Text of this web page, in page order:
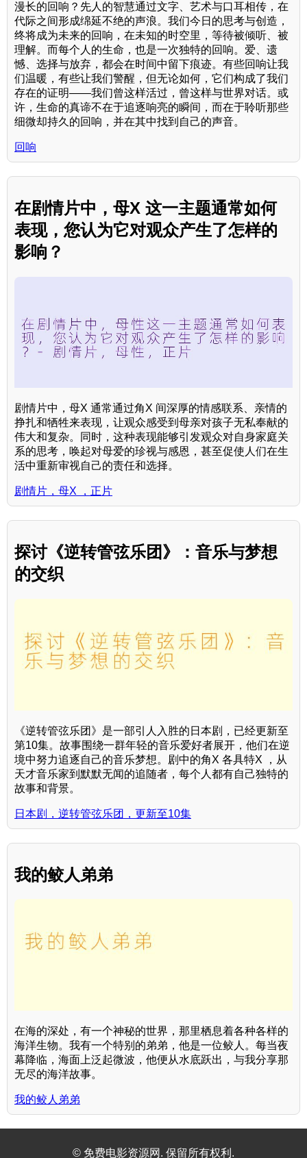
漫长的回响？先人的智慧通过文字、艺术与口耳相传，在
代际之间形成绵延不绝的声浪。我们今日的思考与创造，
终将成为未来的回响，在未知的时空里，等待被倾听、被
理解。而每个人的生命，也是一次独特的回响。爱、遗
憾、选择与放弃，都会在时间中留下痕迹。有些回响让我
们温暖，有些让我们警醒，但无论如何，它们构成了我们
存在的证明——我们曾这样活过，曾这样与世界对话。或
许，生命的真谛不在于追逐响亮的瞬间，而在于聆听那些
细微却持久的回响，并在其中找到自己的声音。
回响
在剧情片中，母X 这一主题通常如何
表现，您认为它对观众产生了怎样的
影响？
剧情片中，母X 通常通过角X 间深厚的情感联系、亲情的
挣扎和牺牲来表现，让观众感受到母亲对孩子无私奉献的
伟大和复杂。同时，这种表现能够引发观众对自身家庭关
系的思考，唤起对母爱的珍视与感恩，甚至促使人们在生
活中重新审视自己的责任和选择。
剧情片，母X ，正片
探讨《逆转管弦乐团》：音乐与梦想
的交织
《逆转管弦乐团》是一部引人入胜的日本剧，已经更新至
第10集。故事围绕一群年轻的音乐爱好者展开，他们在逆
境中努力追逐自己的音乐梦想。剧中的角X 各具特X ，从
天才音乐家到默默无闻的追随者，每个人都有自己独特的
故事和背景。
日本剧，逆转管弦乐团，更新至10集
我的鲛人弟弟
在海的深处，有一个神秘的世界，那里栖息着各种各样的
海洋生物。我有一个特别的弟弟，他是一位鲛人。每当夜
幕降临，海面上泛起微波，他便从水底跃出，与我分享那
无尽的海洋故事。
我的鲛人弟弟
© 免费电影资源网. 保留所有权利.